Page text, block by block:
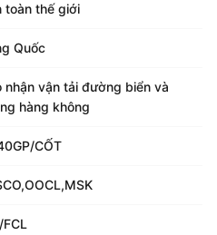
toàn thế giới
Quốc
nhận vận tải đường biển và
hàng không
CỐT